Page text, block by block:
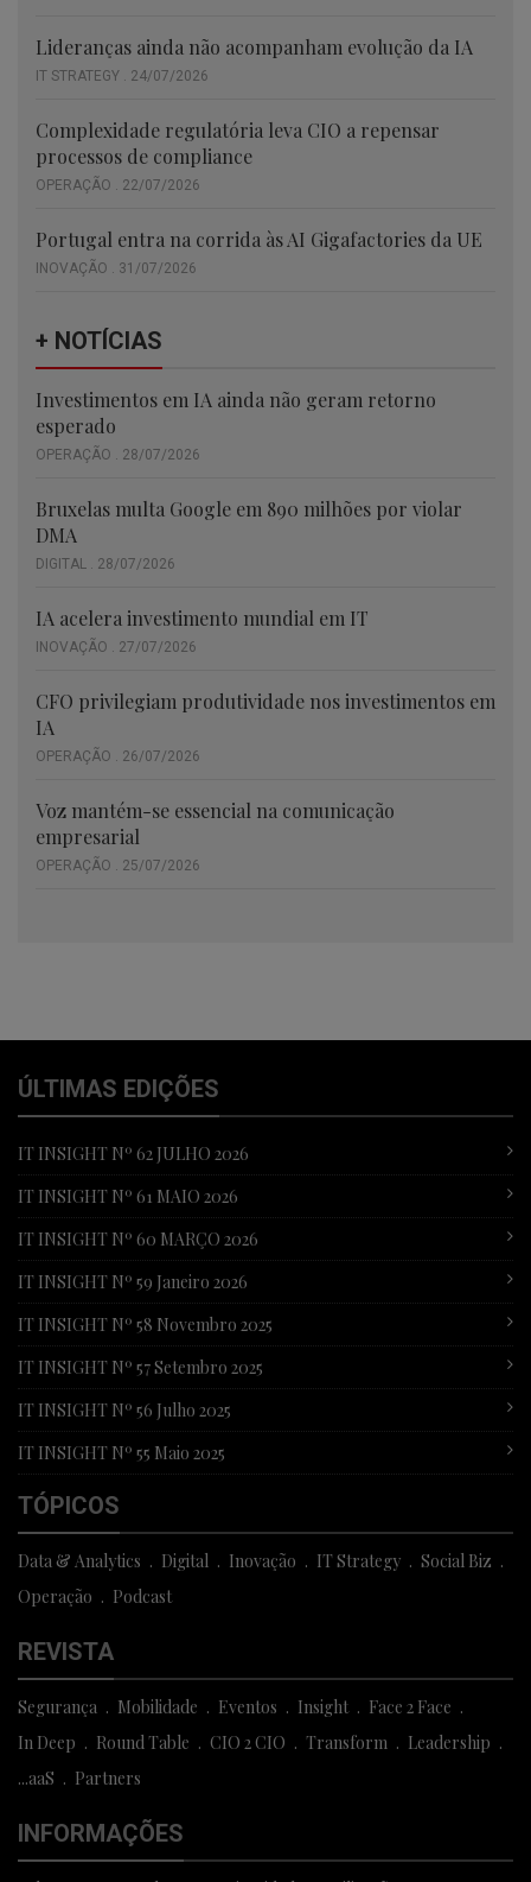
Lideranças ainda não acompanham evolução da IA
IT STRATEGY . 24/07/2026
Complexidade regulatória leva CIO a repensar
processos de compliance
OPERAÇÃO . 22/07/2026
Portugal entra na corrida às AI Gigafactories da UE
INOVAÇÃO . 31/07/2026
+ NOTÍCIAS
Investimentos em IA ainda não geram retorno
esperado
OPERAÇÃO . 28/07/2026
Bruxelas multa Google em 890 milhões por violar
DMA
DIGITAL . 28/07/2026
IA acelera investimento mundial em IT
INOVAÇÃO . 27/07/2026
CFO privilegiam produtividade nos investimentos em
IA
OPERAÇÃO . 26/07/2026
Voz mantém-se essencial na comunicação
empresarial
OPERAÇÃO . 25/07/2026
ÚLTIMAS EDIÇÕES
IT INSIGHT Nº 62 JULHO 2026
IT INSIGHT Nº 61 MAIO 2026
IT INSIGHT Nº 60 MARÇO 2026
IT INSIGHT Nº 59 Janeiro 2026
IT INSIGHT Nº 58 Novembro 2025
IT INSIGHT Nº 57 Setembro 2025
IT INSIGHT Nº 56 Julho 2025
IT INSIGHT Nº 55 Maio 2025
TÓPICOS
Data & Analytics Digital Inovação IT Strategy
Social Biz
Operação
Podcast
REVISTA
Segurança Mobilidade Eventos Insight
Face 2 Face
In Deep
Round Table CIO 2 CIO Transform
Leadership
...aaS
Partners
INFORMAÇÕES